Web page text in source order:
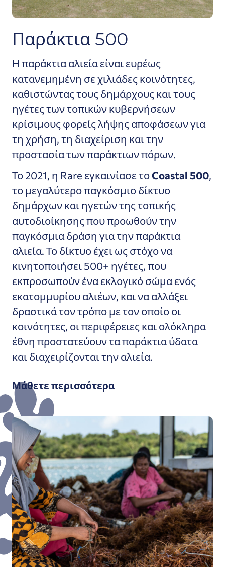
Παράκτια 500
Η παράκτια αλιεία είναι ευρέως
κατανεμημένη σε χιλιάδες κοινότητες,
καθιστώντας τους δημάρχους και τους
ηγέτες των τοπικών κυβερνήσεων
κρίσιμους φορείς λήψης αποφάσεων για
τη χρήση, τη διαχείριση και την
προστασία των παράκτιων πόρων.
Το 2021, η Rare εγκαινίασε τοCoastal 500,
το μεγαλύτερο παγκόσμιο δίκτυο
δημάρχων και ηγετών της τοπικής
αυτοδιοίκησης που προωθούν την
παγκόσμια δράση για την παράκτια
αλιεία. Το δίκτυο έχει ως στόχο να
κινητοποιήσει 500+ ηγέτες, που
εκπροσωπούν ένα εκλογικό σώμα ενός
εκατομμυρίου αλιέων, και να αλλάξει
δραστικά τον τρόπο με τον οποίο οι
κοινότητες, οι περιφέρειες και ολόκληρα
έθνη προστατεύουν τα παράκτια ύδατα
και διαχειρίζονται την αλιεία.
Μάθετε περισσότερα